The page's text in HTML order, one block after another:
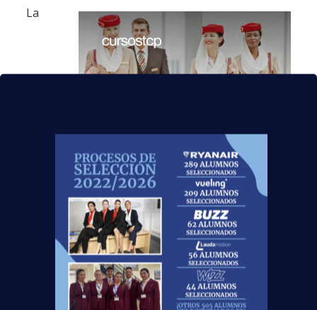
La
compañía busca «personas apasionadas por
brindar una hospitalidad sencilla, personalizada e
impecable, al tiempo que crean momentos
memorables para los clientes». Dado que la
seguridad es una de las principales prioridades de